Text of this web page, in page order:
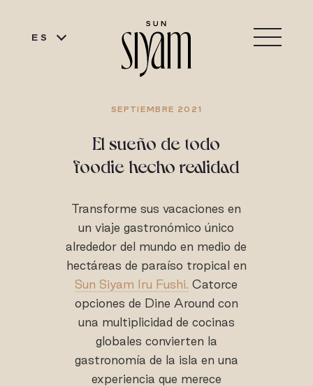
ES
SEPTIEMBRE 2021
El sueño de todo
foodie hecho realidad
Transforme sus vacaciones en
un viaje gastronómico único
alrededor del mundo en medio de
hectáreas de paraíso tropical en
Sun Siyam Iru Fushi. Catorce
opciones de Dine Around con
una multiplicidad de cocinas
globales convierten la
gastronomía de la isla en una
experiencia que merece